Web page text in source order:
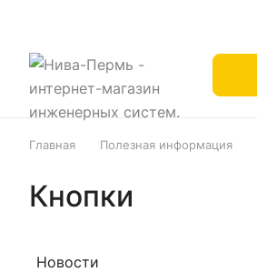
Главная Полезная информация
Кнопки
Новости